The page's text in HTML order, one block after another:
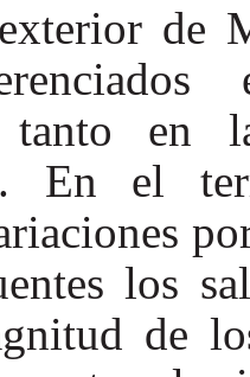
de
tanto en
En el
los
de